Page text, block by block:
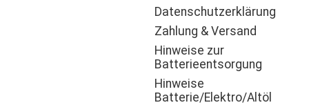
Datenschutzerklärung
Zahlung & Versand
Hinweise zur
Batterieentsorgung
Hinweise
Batterie/Elektro/Altöl